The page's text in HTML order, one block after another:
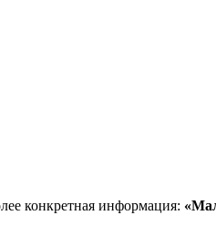
конкретная информация: